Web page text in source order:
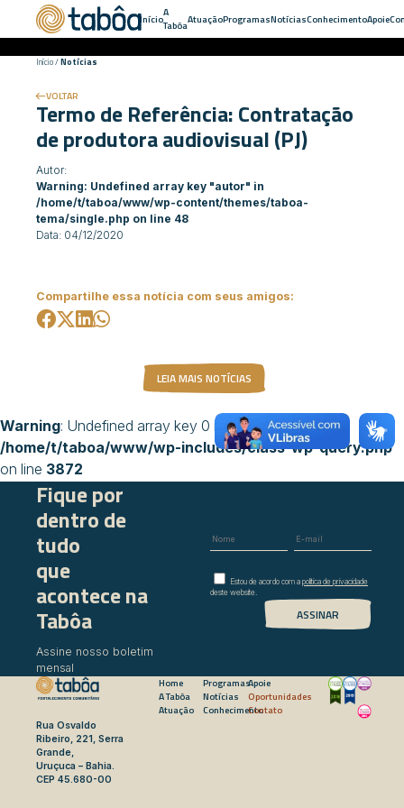
InícioA
TabôaAtuaçãoProgramasNotíciasConhecimentoApoie
Início/Notícias
Termo de Referência: Contratação
de produtora audiovisual (PJ)
VOLTAR
Autor:
Warning: Undefined array key "autor" in
/home/t/taboa/www/wp-content/themes/taboa-
tema/single.php on line 48
Data: 04/12/2020
Compartilhe essa notícia com seus amigos:
LEIA MAIS NOTÍCIAS
Warning: Undefined array key 0 in
/home/t/taboa/www/wp-includes/class-wp-query.php
on line 3872
Fique por
dentro de
tudo
que
acontece na
Tabôa
Assine nosso boletim
mensal
Estou de acordo com a política de privacidade
deste website.
Rua Osvaldo
Ribeiro, 221, Serra
Grande,
Uruçuca – Bahia.
CEP 45.680-00
Home
A Tabôa
Atuação
Programas
Notícias
Conhecimento
Apoie
Oportunidades
Contato